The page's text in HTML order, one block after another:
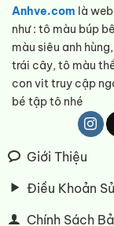
Anhve.com là
như : tô màu búp
màu siêu anh
trái cây, tô màu
con vit truy cập
bé tập tô nhé
Giới Thiệu
Điều Khoản
Chính Sách